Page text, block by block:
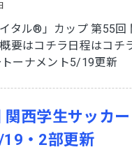
イタル®」カップ 第55
要はコチラ日程はコ
ーナメント5/19更新
西学生サッカ
・2部更新